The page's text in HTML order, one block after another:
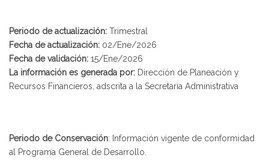
Periodo de actualización: Trimestral
Fecha de actualización: 02/Ene/2026
Fecha de validación: 15/Ene/2026
La información es generada por: Dirección de Planeación y
Recursos Financieros, adscrita a la Secretaría Administrativa
Periodo de Conservación: Información vigente de conformidad
al Programa General de Desarrollo.